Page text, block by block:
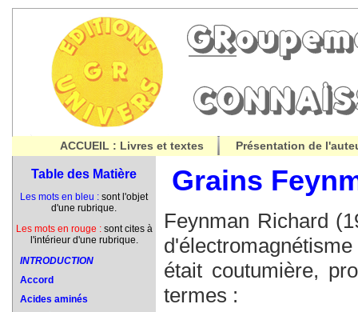
ACCUEIL : Livres et textes Présentation de
Table des Matière
Les mots en bleu : sont l'objet
d'une rubrique.
Les mots en rouge :sont cites à
l'intérieur d'une rubrique.
INTRODUCTION
Accord
Acides aminés
Grains
Feynman Richard
était coutumière,
termes :